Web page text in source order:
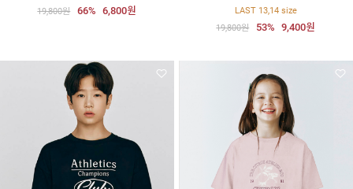
19,800원 66% 6,800원
LAST 13,14 size
19,800원
53% 9,400원